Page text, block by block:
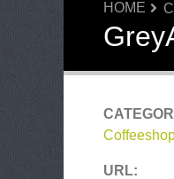
HOME
URL: